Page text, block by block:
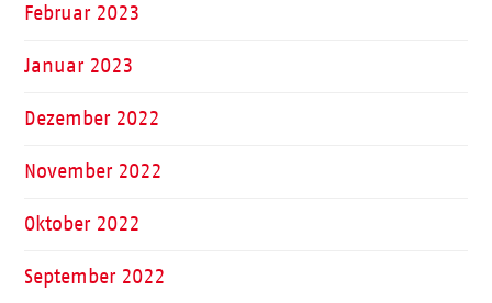
Februar 2023
Januar 2023
Dezember 2022
November 2022
Oktober 2022
September 2022